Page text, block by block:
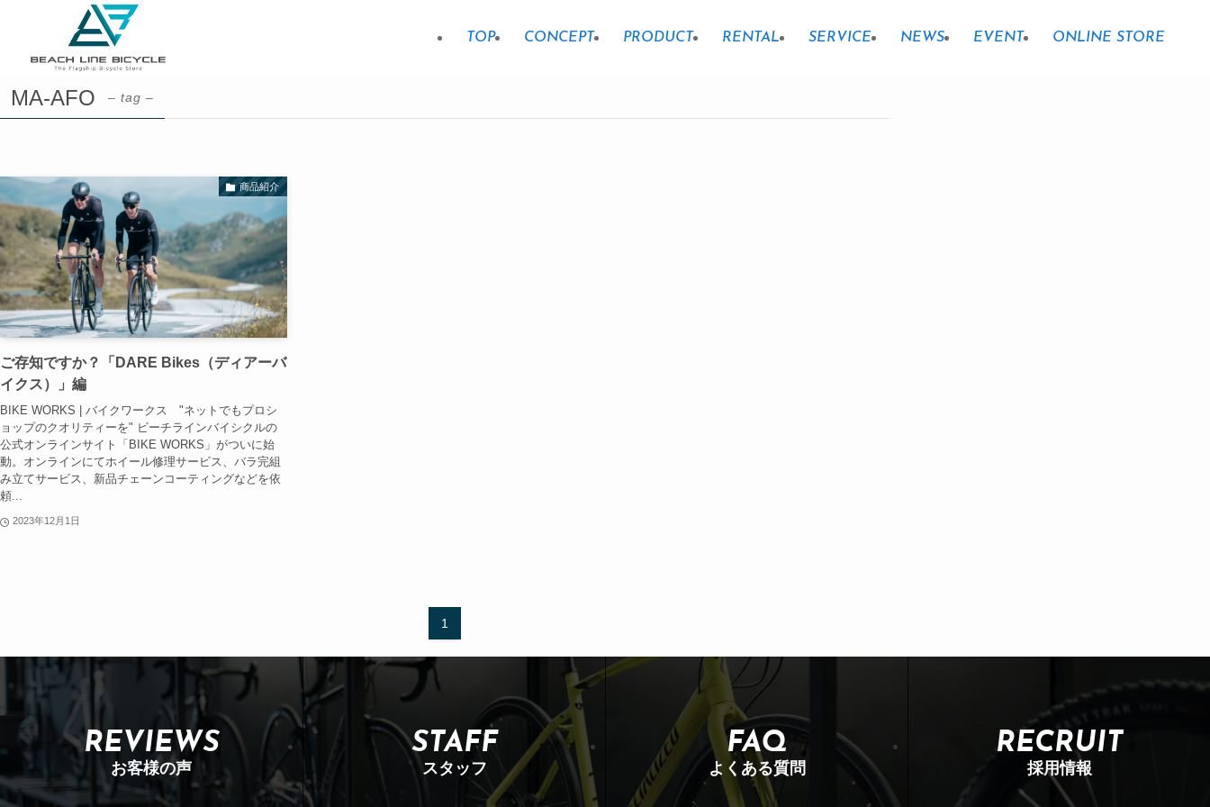
TOP CONCEPT PRODUCT RENTAL SERVICE NEWS EVENT ONLINE STORE
MA-AFO – tag –
商品紹介
ご存知ですか？「DARE Bikes（ディアーバ
イクス）」編
BIKE WORKS | バイクワークス "ネットでもプロシ
ョップのクオリティーを" ビーチラインバイシクルの
公式オンラインサイト「BIKE WORKS」がついに始
動。オンラインにてホイール修理サービス、バラ完組
み立てサービス、新品チェーンコーティングなどを依
頼...
2023年12月1日
1
REVIEWS
お客様の声
STAFF
スタッフ
FAQ
よくある質問
RECRUIT
採用情報